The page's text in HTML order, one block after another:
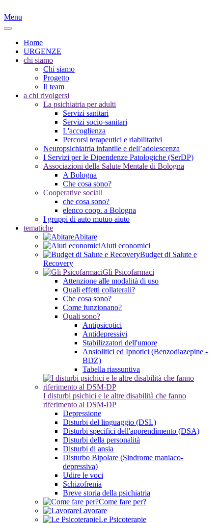
Menu
Home
URGENZE
chi siamo
Chi siamo
Progetto
Il team
a chi rivolgersi
La psichiatria per adulti
Servizi sanitari
Servizi socio-sanitari
L'accoglienza
Percorsi terapeutici e riabilitativi
Neuropsichiatria infantile e dell’adolescenza
I Servizi per le Dipendenze Patologiche (SerDP)
Associazioni della Salute Mentale di Bologna
A Bologna
Che cosa sono?
Cooperative sociali
che cosa sono?
elenco coop. a Bologna
I gruppi di auto mutuo aiuto
tematiche
Abitare
Aiuti economici
Budget di Salute e
Recovery
Gli Psicofarmaci
Attenzione alle modalità di uso
Quali effetti collaterali?
Che cosa sono?
Come funzionano?
Quali sono?
Antipsicotici
Antidepressivi
Stabilizzatori dell'umore
Ansiolitici ed Ipnotici (Benzodiazepine -
BDZ)
Tabella riassuntiva
I disturbi psichici e le altre disabilità che fanno
riferimento al DSM-DP
Depressione
Disturbi del linguaggio (DSL)
Disturbi specifici dell'apprendimento (DSA)
Disturbi della personalità
Disturbi di ansia
Disturbo Bipolare (Sindrome maniaco-
depressiva)
Udire le voci
Schizofrenia
Breve storia della psichiatria
Come fare per?
Lavorare
Le Psicoterapie